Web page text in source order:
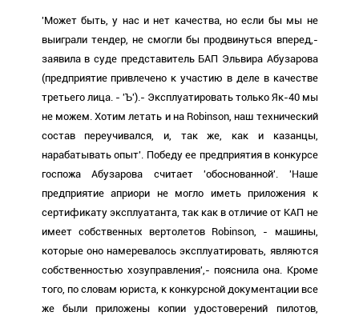
'Может быть, у нас и нет качества, но если бы мы не
выиграли тендер, не смогли бы продвинуться вперед,-
заявила в суде представитель БАП Эльвира Абузарова
(предприятие привлечено к участию в деле в качестве
третьего лица. - 'Ъ').- Эксплуатировать только Як-40 мы
не можем. Хотим летать и на Robinson, наш технический
состав переучивался, и, так же, как и казанцы,
нарабатывать опыт'. Победу ее предприятия в конкурсе
госпожа Абузарова считает 'обоснованной'. 'Наше
предприятие априори не могло иметь приложения к
сертификату эксплуатанта, так как в отличие от КАП не
имеет собственных вертолетов Robinson, - машины,
которые оно намеревалось эксплуатировать, являются
собственностью хозуправления',- пояснила она. Кроме
того, по словам юриста, к конкурсной документации все
же были приложены копии удостоверений пилотов,